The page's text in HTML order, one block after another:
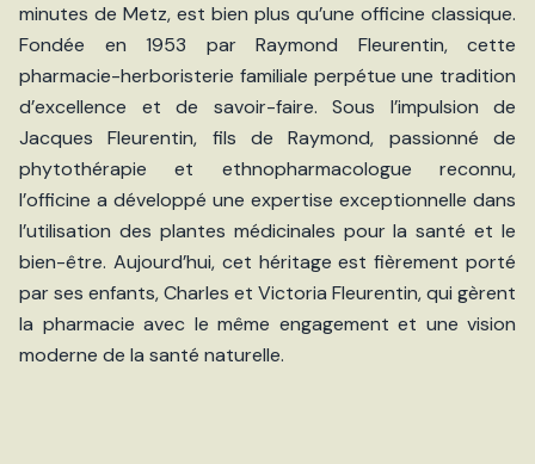
minutes de Metz, est bien plus qu’une officine classique.
Fondée en 1953 par Raymond Fleurentin, cette
pharmacie-herboristerie familiale perpétue une tradition
d’excellence et de savoir-faire. Sous l’impulsion de
Jacques Fleurentin, fils de Raymond, passionné de
phytothérapie et ethnopharmacologue reconnu,
l’officine a développé une expertise exceptionnelle dans
l’utilisation des plantes médicinales pour la santé et le
bien-être. Aujourd’hui, cet héritage est fièrement porté
par ses enfants, Charles et Victoria Fleurentin, qui gèrent
la pharmacie avec le même engagement et une vision
moderne de la santé naturelle.